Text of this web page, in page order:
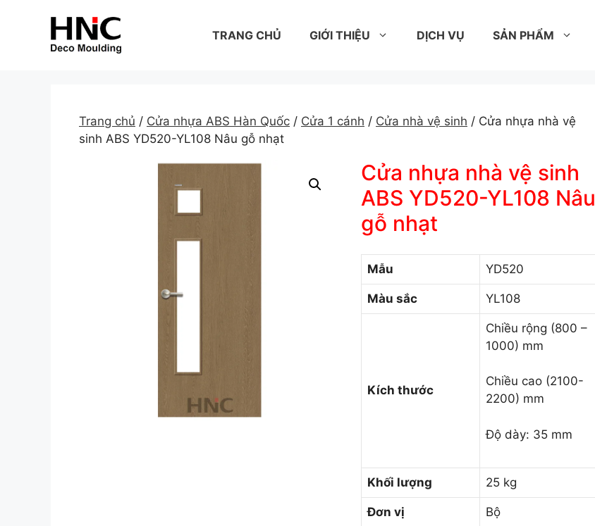
TRANG CHỦ GIỚI THIỆU DỊCH VỤ SẢN PHẨM
Trang chủ / Cửa nhựa ABS Hàn Quốc / Cửa 1 cánh / Cửa nhà vệ sinh / Cửa nhựa nhà vệ
sinh ABS YD520-YL108 Nâu gỗ nhạt
Cửa nhựa nhà vệ sinh
ABS YD520-YL108 Nâu
gỗ nhạt
Mẫu YD520
Màu sắc YL108
Kích thước
Chiều rộng (800 –
1000) mm
Chiều cao (2100-
2200) mm
Độ dày: 35 mm
Khối lượng 25 kg
Đơn vị Bộ